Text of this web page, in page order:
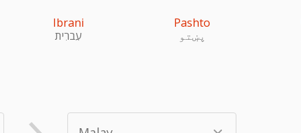
Ibrani
עִברִית
Pashto
پښتو